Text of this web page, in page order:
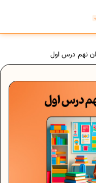
نهم درس اول